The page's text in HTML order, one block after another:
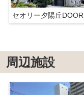
セオリー夕陽丘DOOR
周辺施設